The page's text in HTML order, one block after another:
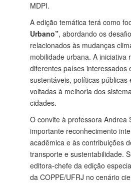
MDPI.
A edição temática terá como
Urbano”, abordando os
relacionados às mudanças
mobilidade urbana. A iniciativa
diferentes países interessados
sustentáveis, políticas públicas
voltadas à melhoria dos
cidades.
O convite à professora Andrea
importante reconhecimento
acadêmica e às contribuições
transporte e sustentabilidade.
editora-chefe da edição
da COPPE/UFRJ no cenário